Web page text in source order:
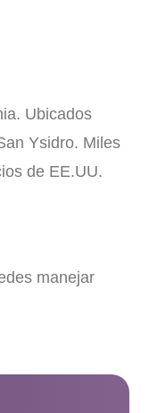
Ubicados
Ysidro. Miles
de EE.UU.
manejar